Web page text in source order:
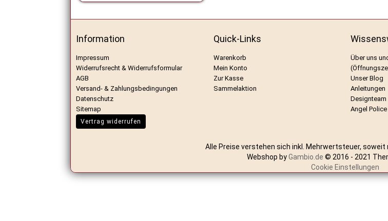
Information
Impressum
Widerrufsrecht & Widerrufsformular
AGB
Versand- & Zahlungsbedingungen
Datenschutz
Sitemap
Vertrag widerrufen
Quick-Links
Warenkorb
Mein Konto
Zur Kasse
Sammelaktion
Über uns
Unser Blog
Anleitungen
Designteam
Angel Police
Alle Preise verstehen sich inkl. Mehrwertsteuer,
Webshop byGambio.de © 2016 - 2021
Cookie Einstellungen